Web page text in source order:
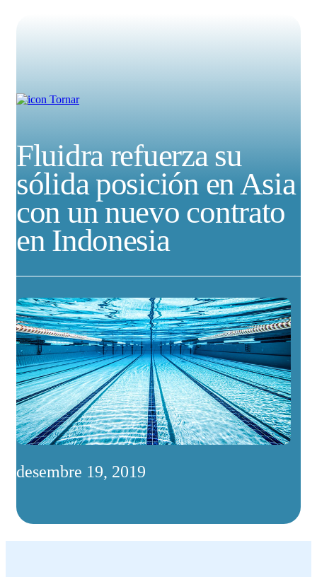
Tornar
Fluidra refuerza su
sólida posición en Asia
con un nuevo contrato
en Indonesia
desembre 19, 2019